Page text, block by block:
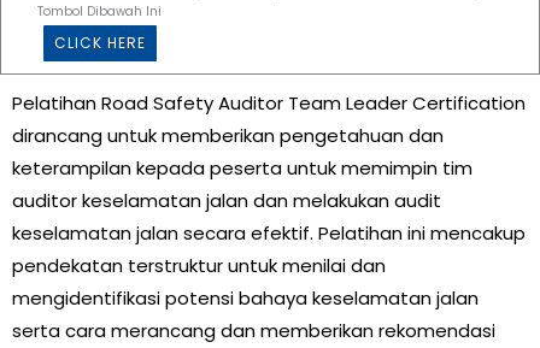
Tombol Dibawah Ini
CLICK HERE
Pelatihan Road Safety Auditor Team Leader Certification
dirancang untuk memberikan pengetahuan dan
keterampilan kepada peserta untuk memimpin tim
auditor keselamatan jalan dan melakukan audit
keselamatan jalan secara efektif. Pelatihan ini mencakup
pendekatan terstruktur untuk menilai dan
mengidentifikasi potensi bahaya keselamatan jalan
serta cara merancang dan memberikan rekomendasi